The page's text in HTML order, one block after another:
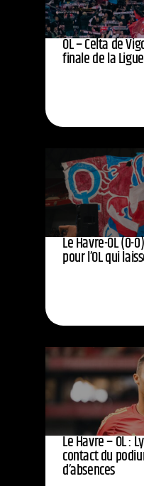
OL – Celta de
finale de la
Le Havre-OL (0-
pour l’OL qui
Le Havre – OL :
contact du
d’absences